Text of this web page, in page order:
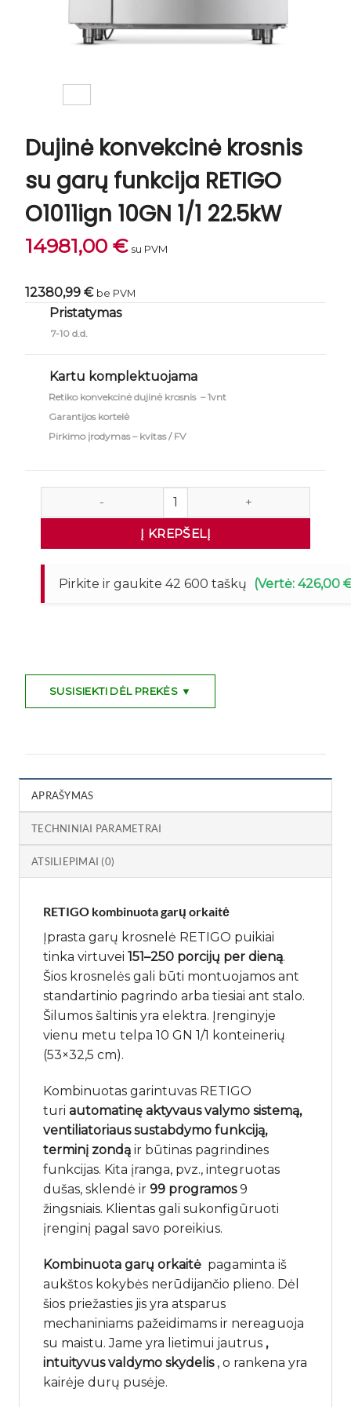
Dujinė konvekcinė krosnis
su garų funkcija RETIGO
O1011ign 10GN 1/1 22.5kW
14981,00 € su PVM
12380,99 € be PVM
Pristatymas
7-10 d.d.
Kartu komplektuojama
Retiko konvekcinė dujinė krosnis – 1vnt
Garantijos kortelė
Pirkimo įrodymas – kvitas / FV
produkto kiekis: Dujinė konvekcinė krosnis su garų
Į KREPŠELĮ
Pirkite ir gaukite 42 600 taškų (Vertė: 426,00
SUSISIEKTI DĖL PREKĖS ▼
APRAŠYMAS
TECHNINIAI PARAMETRAI
ATSILIEPIMAI (0)
RETIGO kombinuota garų orkaitė
Įprasta garų krosnelė RETIGO puikiai
tinka virtuvei 151–250 porcijų per dieną.
Šios krosnelės gali būti montuojamos ant
standartinio pagrindo arba tiesiai ant stalo.
Šilumos šaltinis yra elektra. Įrenginyje
vienu metu telpa 10 GN 1/1 konteinerių
(53×32,5 cm).
Kombinuotas garintuvas RETIGO
turi automatinę aktyvaus valymo sistemą,
ventiliatoriaus sustabdymo funkciją,
terminį zondą ir būtinas pagrindines
funkcijas. Kita įranga, pvz., integruotas
dušas, sklendė ir 99 programos9
žingsniais. Klientas gali sukonfigūruoti
įrenginį pagal savo poreikius.
Kombinuota garų orkaitė pagaminta iš
aukštos kokybės nerūdijančio plieno. Dėl
šios priežasties jis yra atsparus
mechaniniams pažeidimams ir nereaguoja
su maistu. Jame yra lietimui jautrus ,
intuityvus valdymo skydelis, o rankena yra
kairėje durų pusėje.